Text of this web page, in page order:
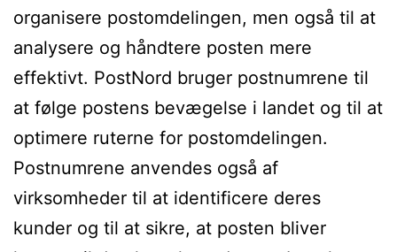
organisere postomdelingen, men også til at
analysere og håndtere posten mere
effektivt. PostNord bruger postnumrene til
at følge postens bevægelse i landet og til at
optimere ruterne for postomdelingen.
Postnumrene anvendes også af
virksomheder til at identificere deres
kunder og til at sikre, at posten bliver